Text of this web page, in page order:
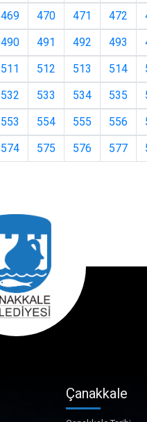
469 470 471 472
490 491 492 493
511 512 513 514
532 533 534 535
553 554 555 556
574 575 576 577
Çanakkale